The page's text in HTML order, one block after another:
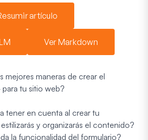
artículo
Ver Markdown
mejores maneras de crear el
tu sitio web?
tener en cuenta al crear tu
y organizarás el contenido?
la funcionalidad del formulario?